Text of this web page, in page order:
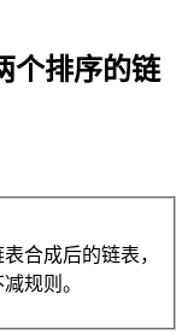
个排序的链
合成后的链表，
规则。